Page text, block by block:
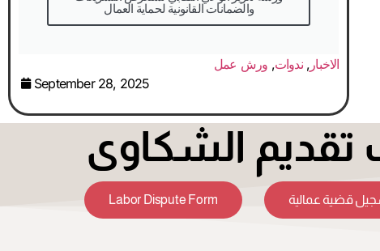
والضمانات القانونية لحماية العمال
الاخبار ,ندوات, ورش عمل
September 28, 2025
الشكاوى
Labor Dispute Form قضية عمالية